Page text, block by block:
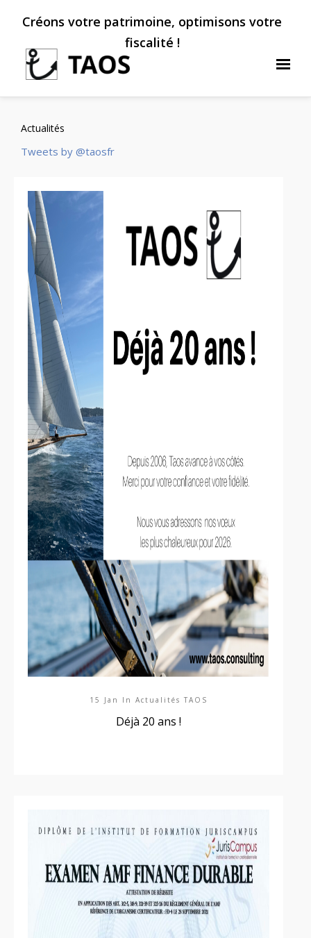
Créons votre patrimoine, optimisons votre
fiscalité !
Actualités
Tweets by @taosfr
15 Jan In Actualités TAOS
Déjà 20 ans !